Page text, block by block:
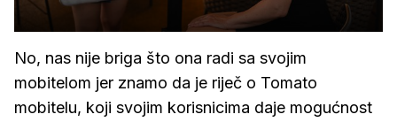
No, nas nije briga što ona radi sa svojim
mobitelom jer znamo da je riječ o Tomato
mobitelu, koji svojim korisnicima daje mogućnost